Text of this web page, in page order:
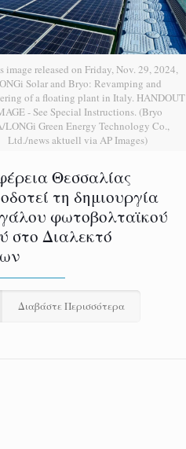
image released on Friday, Nov. 29, 2024,
Solar and Bryo: Revamping and
of a floating plant in Italy. HANDOUT
- See Special Instructions. (Bryo
LONGi Green Energy Technology Co.,
Ltd./news aktuell via AP Images)
Θεσσαλίας
τη δημιουργία
φωτοβολταϊκού
στο Διαλεκτό
Διαβάστε Περισσότερα